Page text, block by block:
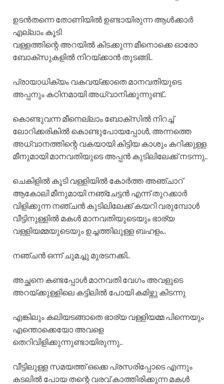
ഉടൻതന്നെ തോണിയിൽ ഉണ്ടായിരുന്ന ആൾക്കാർ
എല്ലാം കൂടി
വള്ളത്തിന്റെ അറയിൽ കിടക്കുന്ന മീനൊക്കെ ഓരോ
ബോക്സുകളിൽ നിറയ്ക്കാൻ തുടങ്ങി..
പ്രായാധിക്യം വകവയ്ക്കാതെ മാനവതിയുടെ
അപ്പനും കഠിനമായി അധ്വാനിക്കുന്നുണ്ട്..
കൊണ്ടുവന്ന മീനെല്ലാം ബോക്സിൽ നിറച്ച്
ലോറിക്കരികിൽ കൊണ്ടുപോയപ്പോൾ, അന്നത്തെ
അധ്വാനത്തിന്റെ വകയായി കിട്ടിയ കാശും കറിക്കുള്ള
മീനുമായി മാനവതിയുടെ അപ്പൻ കുടിലിലേക്ക് നടന്നു..
ചെകിളിൽ കൂടി വള്ളിയിൽ കോർത്ത അഞ്ചാറ്
ആകോലി മീനുമായി നഞ്ചേട്ടൻ എന്ന് തുറക്കാർ
വിളിക്കുന്ന നഞ്ചൻ കുടിലിലേക്ക് കയറി വരുമ്പോൾ
വീട്ടിനുള്ളിൽ മകൾ മാനവതിയുടെയും ഭാര്യ
വള്ളിയമ്മയുടെയും ഉച്ചത്തിലുള്ള ബഹളം..
നഞ്ചൻ ഒന്ന് ചുമച്ചു മുരടനക്കി..
അച്ഛനെ കണ്ടപ്പോൾ മാനവതി വേഗം അവളുടെ
അറയ്ക്കുള്ളിലെ കട്ടിലിൽ പോയി കമിഴ്ന്നു കിടന്നു
എങ്കിലും കലിയടങ്ങാതെ ഭാര്യ വള്ളിയമ്മ പിന്നെയും
എന്തൊക്കെയോ അവളെ
തെറിവിളിക്കുന്നുണ്ടായിരുന്നു..
വീട്ടിലുള്ള സമയത്ത് ഒക്കെ പ്രസരിപ്പോടെ എന്നും
കടലിൽ പോയ തന്റെ വരവ് കാത്തിരിക്കുന്ന മകൾ